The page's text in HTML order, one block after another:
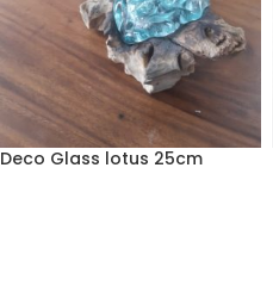
Deco Glass lotus 25cm